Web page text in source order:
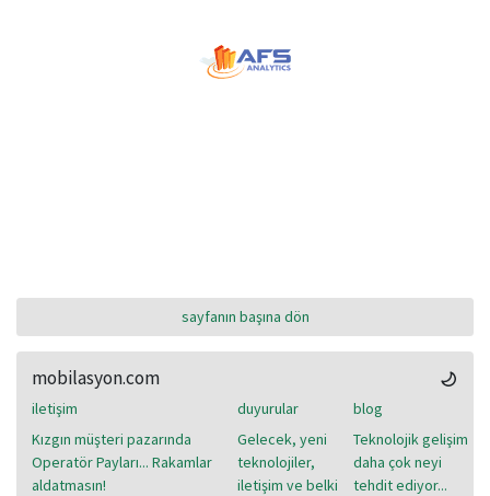
sayfanın başına dön
mobilasyon.com
iletişim duyurular
blog
Kızgın müşteri pazarında
Operatör Payları... Rakamlar
aldatmasın!
Gelecek, yeni
teknolojiler,
iletişim ve belki
Teknolojik gelişim
daha çok neyi
tehdit ediyor...